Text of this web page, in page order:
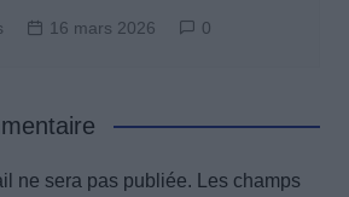
16 mars 2026 0
ne sera pas publiée.
Les champs